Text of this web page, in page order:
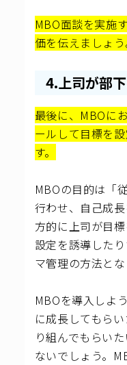
MBO面談を実施
価を伝えましょう
4.上司が部
最後に、MBOに
ールして目標を
す。
MBOの目的は「
行わせ、自己成
方的に上司が目
設定を誘導した
マ管理の方法とな
MBOを導入しよ
に成長してもら
り組んでもらい
ないでしょう。